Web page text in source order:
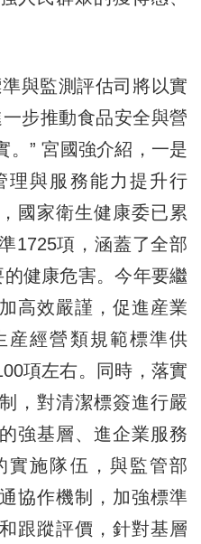
與監測評估司將以實
一步推動食品安全與營
。” 宮國強介紹，一是
理與服務能力提升行
國家衛生健康委已累
1725項，涵蓋了全部
健康危害。今年要繼
高效嚴謹，促進産業
産經營類規範標準供
項左右。同時，落實
，對清潔標簽進行嚴
強基層、進企業服務
實施隊伍，與監管部
協作機制，加強標準
跟蹤評價，針對基層